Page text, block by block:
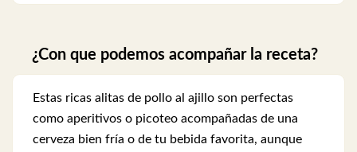
¿Con que podemos acompañar la receta?
Estas ricas alitas de pollo al ajillo son perfectas
como aperitivos o picoteo acompañadas de una
cerveza bien fría o de tu bebida favorita, aunque